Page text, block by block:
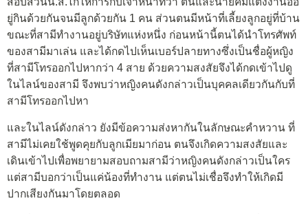
ยู่กินด้วยกันจนมีลูกด้วยกัน 1 คน ส่วนตนมีหน้าที่เลี้ยงลูกอยู่ที่บ้าน
ขณะที่สามีทำงานอยู่บริษัทแห่งหนึ่ง ก่อนหน้านี้ตนได้นำโทรศัพท์
ของสามีมาเล่น และได้กดไปเห็นเบอร์ปลายทางซึ่งเป็นชื่อผู้หญิง
ที่สามีโทรออกไปหากว่า 4 สาย ด้วยความสงสัยจึงได้กดเข้าไปดู
ในไลน์ของสามี จึงพบว่าหญิงคนดังกล่าวเป็นบุคคลเดียวกันกับที่
สามีโทรออกไปหา
และในไลน์ดังกล่าว ยังมีข้อความส่งหากันในลักษณะคำหวาน ที่
สามีไม่เคยใช้พูดคุยกับลูกเมียมาก่อน ตนจึงเกิดความสงสัยและ
เดินเข้าไปเพื่อพยายามสอบถามสามีว่าหญิงคนดังกล่าวเป็นใคร
แต่สามีบอกว่าเป็นแค่น้องที่ทำงาน แต่ตนไม่เชื่อจึงทำให้เกิดมี
ปากเสียงกันมาโดยตลอด